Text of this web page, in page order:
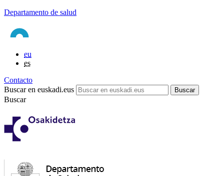
Departamento de salud
eu
es
Contacto
Buscar en euskadi.eus
Buscar